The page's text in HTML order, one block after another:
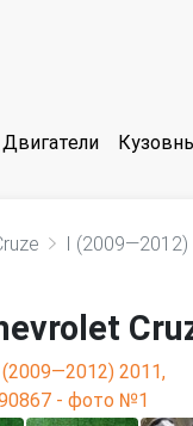
Двигатели
I (2009—2012)